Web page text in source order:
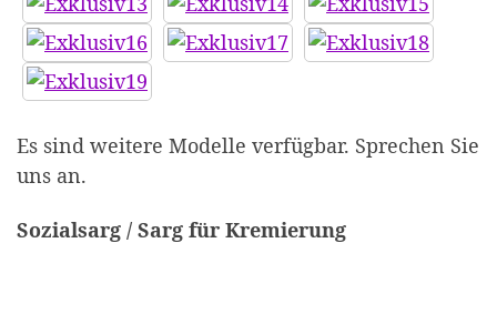
Es sind weitere Modelle verfügbar. Sprechen Sie
uns an.
Sozialsarg / Sarg für Kremierung